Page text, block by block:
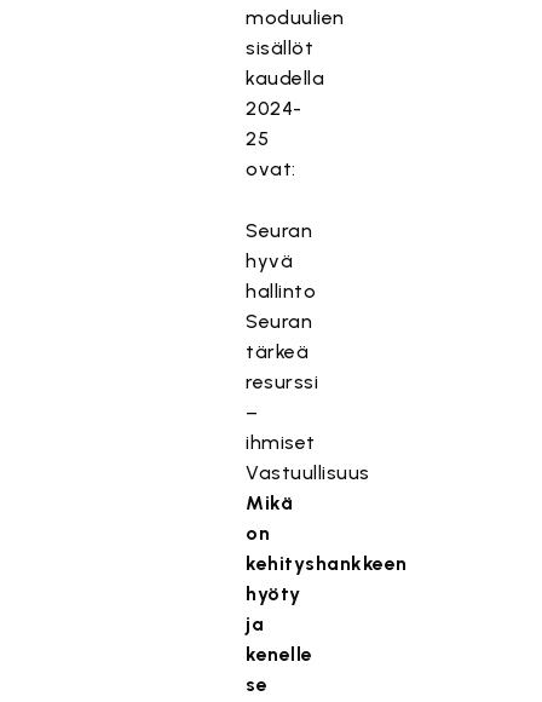
moduulien
sisällöt
kaudella
2024-
25
ovat:
Seuran
hyvä
hallinto
Seuran
tärkeä
resurssi
–
ihmiset
Vastuullisuus
Mikä
on
kehityshankkeen
hyöty
ja
kenelle
se